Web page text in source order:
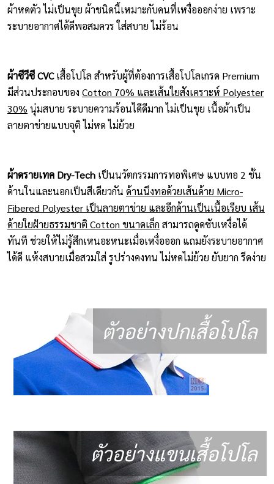
ผ้าหดตัว ไม่เป็นขุย ผ้าชนิดนี้เหมาะกับคนที่เหงื่อออกง่าย เพราะ
ระบายอากาศได้ดีพอสมควร ใส่สบาย ไม่ร้อน
ผ้าซีวีซี CVCเสื้อโปโล สำหรับผู้ที่ต้องการเสื้อโปโลเกรด Premium
มีส่วนประกอบของ Cotton 70% และเส้นใยสังเคราะห์ Polyester
30% นุ่มสบาย ระบายความร้อนไดีดีมาก ไม่เป็นขุย เนื้อผ้าเป็น
ลายตาข่ายแบบจุติ ไม่หด ไม่ย้วย
ผ้าดรายเทค Dry-Tech เป็นนวัตกรรมการทอพิเศษ แบบทอ 2 ชั้น
ด้านในและนอกเป็นสีเดียวกัน ด้านนึงทอด้วยเส้นด้าย Micro-
Fibered Polyester เป็นลายตาข่าย และอีกด้านเป็นเนื้อเรียบ เส้น
ด้ายใยฝ้ายธรรมชาติ Cotton ขนาดเล็ก สามารถดูดซับเหงื่อได้
ทันที ช่วยให้ไม่รู้สึกเหนอะหนะเมื่อเหงื่อออก แถมยังระบายอากาศ
ได้ดี แห้งสบายเมื่อสวมใส่ รูปร่างคงทน ไม่หดไม่ย้วย ยับยาก รีดง่าย
ตัวอย่างปกเสื้อโปโล
ตัวอย่างแขนเสื้อโปโล